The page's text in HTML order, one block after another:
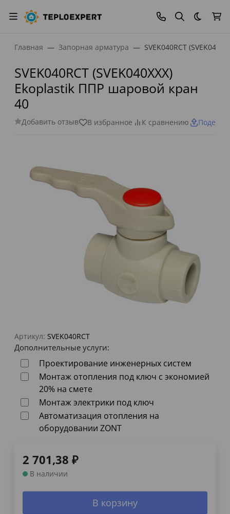
Темная
Главная Запорная арматура SVEK040RCT
SVEK040RCT (SVEK040XXX)
Ekoplastik ППР шаровой кран
40
Добавить отзыв В избранное К сравнению
Артикул: SVEK040RCT
Дополнительные услуги:
Проектирование инженерных систем
Монтаж отопления под ключ с экономией
20% на смете
Монтаж электрики под ключ
Автоматизация отопления на
оборудовании ZONT
2 701,38 ₽
В наличии
В корзину